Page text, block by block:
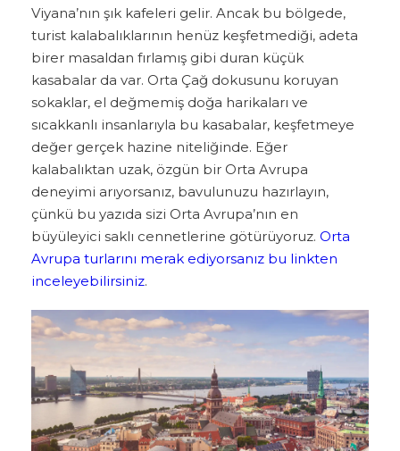
Viyana’nın şık kafeleri gelir. Ancak bu bölgede,
turist kalabalıklarının henüz keşfetmediği, adeta
birer masaldan fırlamış gibi duran küçük
kasabalar da var. Orta Çağ dokusunu koruyan
sokaklar, el değmemiş doğa harikaları ve
sıcakkanlı insanlarıyla bu kasabalar, keşfetmeye
değer gerçek hazine niteliğinde. Eğer
kalabalıktan uzak, özgün bir Orta Avrupa
deneyimi arıyorsanız, bavulunuzu hazırlayın,
çünkü bu yazıda sizi Orta Avrupa’nın en
büyüleyici saklı cennetlerine götürüyoruz. Orta
Avrupa turlarını merak ediyorsanız bu linkten
inceleyebilirsiniz.